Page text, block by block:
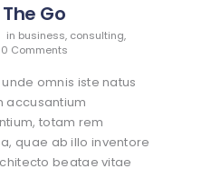
Go
in business, consulting,
0 Comments
omnis iste natus
accusantium
totam rem
quae ab illo inventore
beatae vitae